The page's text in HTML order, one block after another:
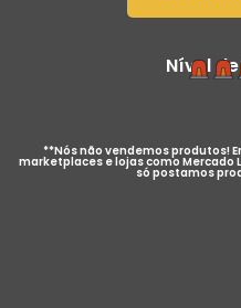
Nível
**Nós não vendemos produtos!
marketplaces e lojas como Mercado
só postamos